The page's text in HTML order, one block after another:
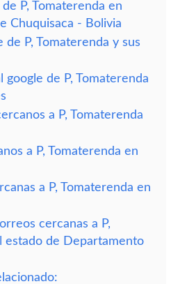
P, Tomaterenda en
Chuquisaca - Bolivia
de P, Tomaterenda y sus
google de P, Tomaterenda
a P, Tomaterenda
a P, Tomaterenda en
a P, Tomaterenda en
cercanas a P,
estado de Departamento